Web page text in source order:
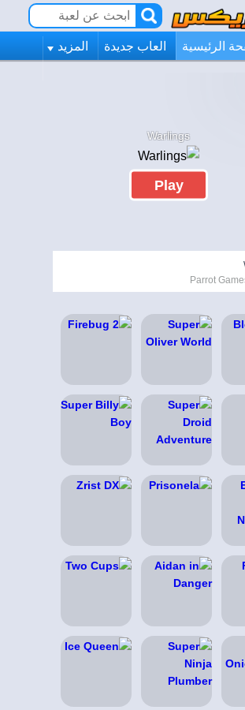
الرئيسية العاب جديدة المزيد
Warlings
Play